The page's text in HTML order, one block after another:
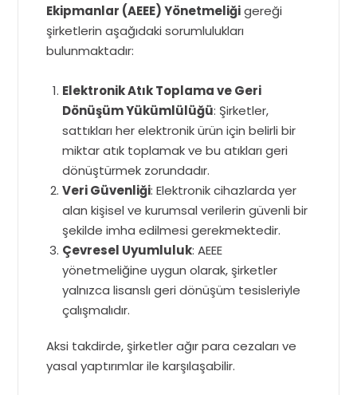
Ekipmanlar (AEEE) Yönetmeliğigereği
şirketlerin aşağıdaki sorumlulukları
bulunmaktadır:
Elektronik Atık Toplama ve Geri
Dönüşüm Yükümlülüğü: Şirketler,
sattıkları her elektronik ürün için belirli bir
miktar atık toplamak ve bu atıkları geri
dönüştürmek zorundadır.
Veri Güvenliği: Elektronik cihazlarda yer
alan kişisel ve kurumsal verilerin güvenli bir
şekilde imha edilmesi gerekmektedir.
Çevresel Uyumluluk: AEEE
yönetmeliğine uygun olarak, şirketler
yalnızca lisanslı geri dönüşüm tesisleriyle
çalışmalıdır.
Aksi takdirde, şirketler ağır para cezaları ve
yasal yaptırımlar ile karşılaşabilir.